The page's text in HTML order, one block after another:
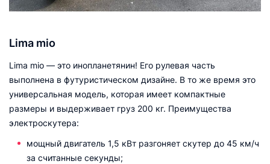
Lima mio
Lima mio — это инопланетянин! Его рулевая часть
выполнена в футуристическом дизайне. В то же время это
универсальная модель, которая имеет компактные
размеры и выдерживает груз 200 кг. Преимущества
электроскутера:
мощный двигатель 1,5 кВт разгоняет скутер до 45 км/ч
за считанные секунды;